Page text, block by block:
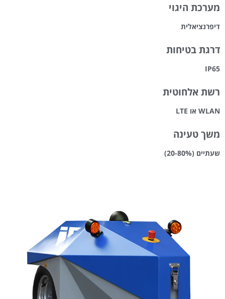
מערכת היגוי
דיפרנציאלית
דרגת בטיחות
IP65
רשת אלחוטית
WLAN או LTE
משך טעינה
שעתיים (20-80%)